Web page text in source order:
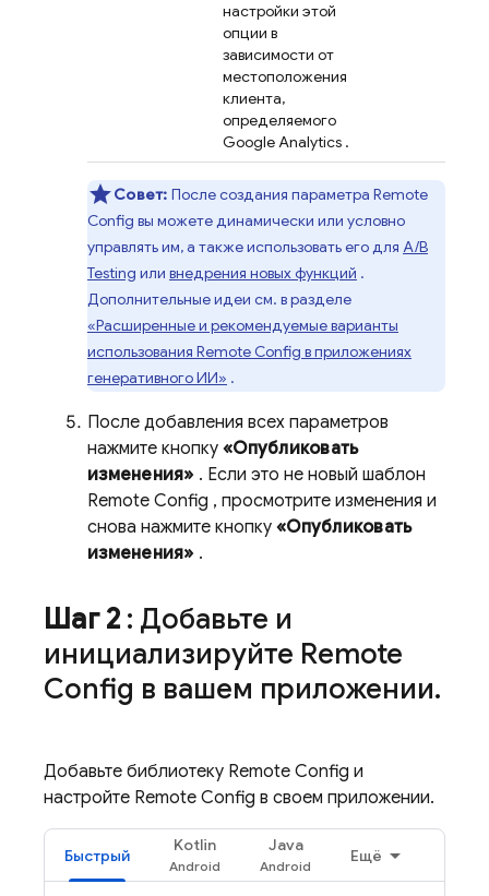
настройки этой
опции в
зависимости от
местоположения
клиента,
определяемого
Google Analytics .
Совет: После создания параметра Remote
Config вы можете динамически или условно
управлять им, а также использовать его для A/B
Testing или внедрения новых функций .
Дополнительные идеи см. в разделе
«Расширенные и рекомендуемые варианты
использования Remote Config в приложениях
генеративного ИИ» .
После добавления всех параметров
нажмите кнопку «Опубликовать
изменения» . Если это не новый шаблон
Remote Config , просмотрите изменения и
снова нажмите кнопку «Опубликовать
изменения» .
Шаг 2 : Добавьте и
инициализируйте Remote
Config в вашем приложении.
Добавьте библиотеку Remote Config и
настройте Remote Config в своем приложении.
Быстрый
Kotlin Java
Ещё